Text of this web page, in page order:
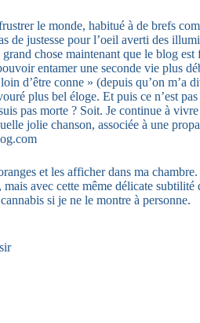
le monde, habitué à de brefs
de justesse pour l’oeil averti des
chose maintenant que le blog
entamer une seconde vie plus
d’être conne » (depuis qu’on m’a
plus bel éloge. Et puis ce n’est
pas morte ? Soit. Je continue à
jolie chanson, associée à une
et les afficher dans ma
avec cette même délicate subtilité
si je ne le montre à personne.